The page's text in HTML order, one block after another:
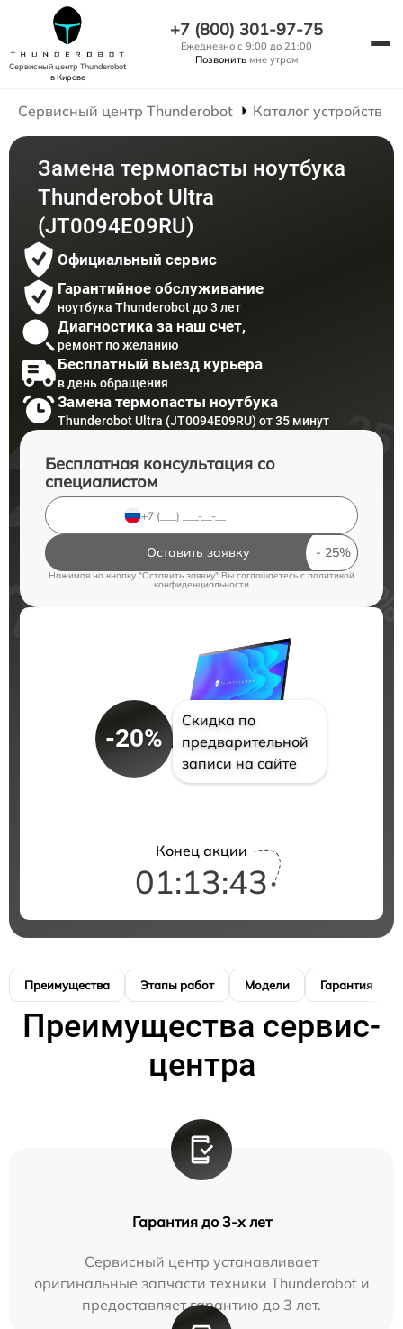
Сервисный центр Thunderobot
в Кирове
+7 (800) 301-97-75
Ежедневно с 9:00 до 21:00
Позвонить мне утром
Сервисный центр Thunderobot Каталог устройств
Замена термопасты ноутбука
Thunderobot Ultra
(JT0094E09RU)
Официальный сервис
Гарантийное обслуживание
ноутбука Thunderobot до 3 лет
Диагностика за наш счет,
ремонт по желанию
Бесплатный выезд курьера
в день обращения
Замена термопасты ноутбука
Thunderobot Ultra (JT0094E09RU) от 35 минут
Бесплатная консультация со
специалистом
Оставить заявку
Нажимая на кнопку "Оставить заявку" Вы соглашаетесь cполитикой
конфиденциальности
-20%
Скидка по
предварительной
записи на сайте
Конец акции
01:13:42
Преимущества Этапы работ Модели Гарантия
Преимущества сервис-
центра
Гарантия до 3-х лет
Сервисный центр устанавливает
оригинальные запчасти техники Thunderobot и
предоставляет гарантию до 3 лет.